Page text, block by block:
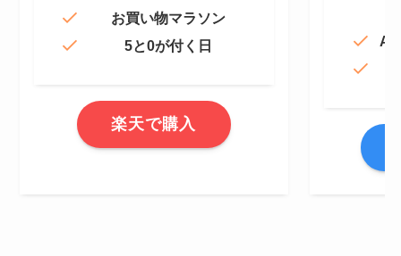
お買い物マラソン
5と0が付く日
楽天で購入